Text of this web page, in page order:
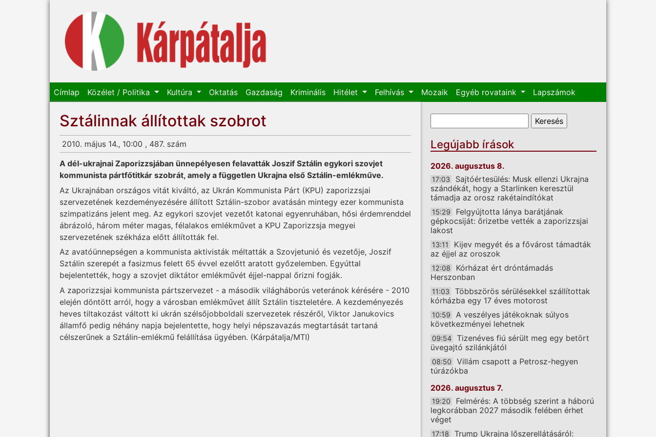
Címlap Közélet / Politika Kultúra Oktatás Gazdaság Kriminális Hitélet Felhívás Mozaik Egyéb rovataink Lapszámok
Sztálinnak állítottak szobrot
2010. május 14., 10:00 , 487. szám
A dél-ukrajnai Zaporizzsjában ünnepélyesen felavatták Joszif Sztálin egykori szovjet
kommunista pártfőtitkár szobrát, amely a független Ukrajna első Sztálin-emlékműve.
Az Ukrajnában országos vitát kiváltó, az Ukrán Kommunista Párt (KPU) zaporizzsjai
szervezetének kezdeményezésére állított Sztálin-szobor avatásán mintegy ezer kommunista
szimpatizáns jelent meg. Az egykori szovjet vezetőt katonai egyenruhában, hősi érdemrenddel
ábrázoló, három méter magas, félalakos emlékművet a KPU Zaporizzsja megyei
szervezetének székháza előtt állították fel.
Az avatóünnepségen a kommunista aktivisták méltatták a Szovjetunió és vezetője, Joszif
Sztálin szerepét a fasizmus felett 65 évvel ezelőtt aratott győzelemben. Egyúttal
bejelentették, hogy a szovjet diktátor emlékművét éjjel-nappal őrizni fogják.
A zaporizzsjai kommunista pártszervezet - a második világháborús veteránok kérésére - 2010
elején döntött arról, hogy a városban emlékművet állít Sztálin tiszteletére. A kezdeményezés
heves tiltakozást váltott ki ukrán szélsőjobboldali szervezetek részéről, Viktor Janukovics
államfő pedig néhány napja bejelentette, hogy helyi népszavazás megtartását tartaná
célszerűnek a Sztálin-emlékmű felállítása ügyében. (Kárpátalja/MTI)
Keresés űrlap
Legújabb írások
2026. augusztus 8.
17:03
Sajtóértesülés: Musk ellenzi Ukrajna
szándékát, hogy a Starlinken keresztül
támadja az orosz rakétaindítókat
15:29
Felgyújtotta lánya barátjának
gépkocsiját: őrizetbe vették a zaporizzsjai
lakost
13:11
Kijev megyét és a fővárost támadták
az éjjel az oroszok
12:08
Kórházat ért dróntámadás
Herszonban
11:03
Többszörös sérülésekkel szállítottak
kórházba egy 17 éves motorost
10:59
A veszélyes játékoknak súlyos
következményei lehetnek
09:54
Tizenéves fiú sérült meg egy betört
üvegajtó szilánkjától
08:50
Villám csapott a Petrosz-hegyen
túrázókba
2026. augusztus 7.
19:20
Felmérés: A többség szerint a háború
legkorábban 2027 második felében érhet
véget
17:18
Trump Ukrajna lőszerellátásáról: